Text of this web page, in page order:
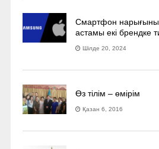
Смартфон
астамы екі брендке
Шілде 20, 2024
Өз тілім – өмірім
Қазан 6, 2016